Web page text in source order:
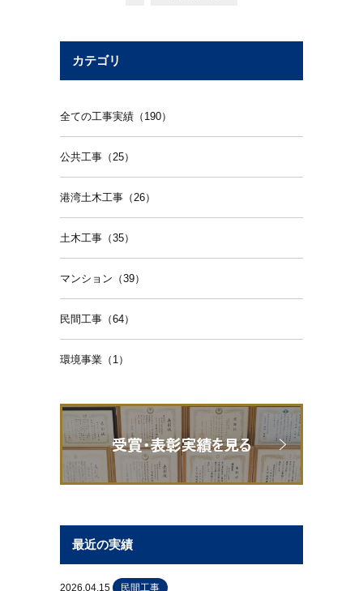
カテゴリ
全ての工事実績（190）
公共工事（25）
港湾土木工事（26）
土木工事（35）
マンション（39）
民間工事（64）
環境事業（1）
最近の実績
2026.04.15 民間工事